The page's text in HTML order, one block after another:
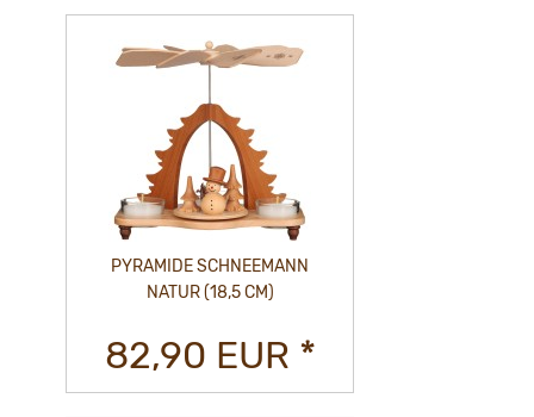
PYRAMIDE SCHNEEMANN
NATUR (18,5 CM)
82,90 EUR *